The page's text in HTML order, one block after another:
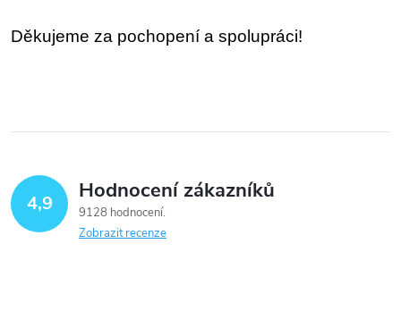
Děkujeme za pochopení a spolupráci!
4,9 Hodnocení zákazníků
9128 hodnocení
Zobrazit recenze